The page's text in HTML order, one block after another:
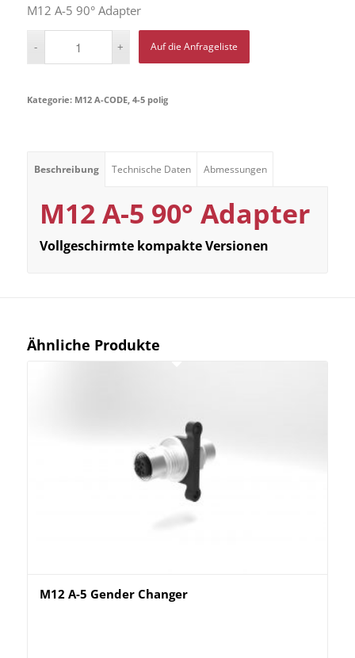
M12 A-5 90° Adapter
Auf die Anfrageliste
Kategorie: M12 A-CODE, 4-5 polig
Beschreibung Technische Daten Abmessungen
M12 A-5 90° Adapter
Vollgeschirmte kompakte Versionen
Ähnliche Produkte
M12 A-5 Gender Changer